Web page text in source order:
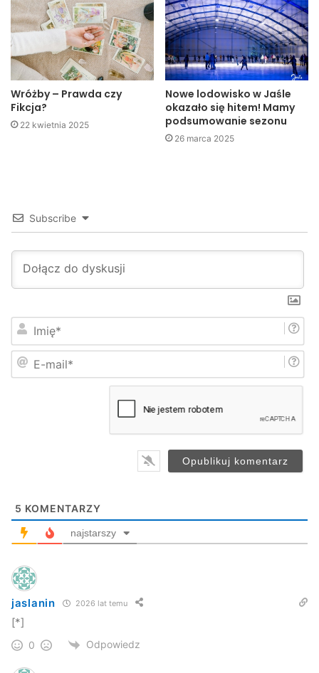
Wróżby – Prawda czy
Fikcja?
22 kwietnia 2025
Nowe lodowisko w Jaśle
okazało się hitem! Mamy
podsumowanie sezonu
26 marca 2025
Subscribe
i
m
5 KOMENTARZY
najstarszy
jaslanin 2026 lat temu
[*]
0 Odpowiedz